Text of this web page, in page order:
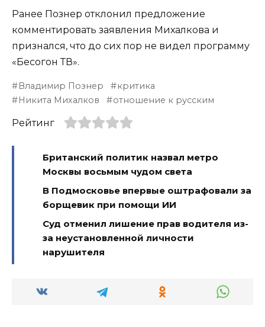
Ранее Познер отклонил предложение
комментировать заявления Михалкова и
признался, что до сих пор не видел программу
«Бесогон ТВ».
Владимир Познер
критика
Никита Михалков
отношение к русским
Рейтинг
Британский политик назвал метро
Москвы восьмым чудом света
В Подмосковье впервые оштрафовали за
борщевик при помощи ИИ
Суд отменил лишение прав водителя из-
за неустановленной личности
нарушителя